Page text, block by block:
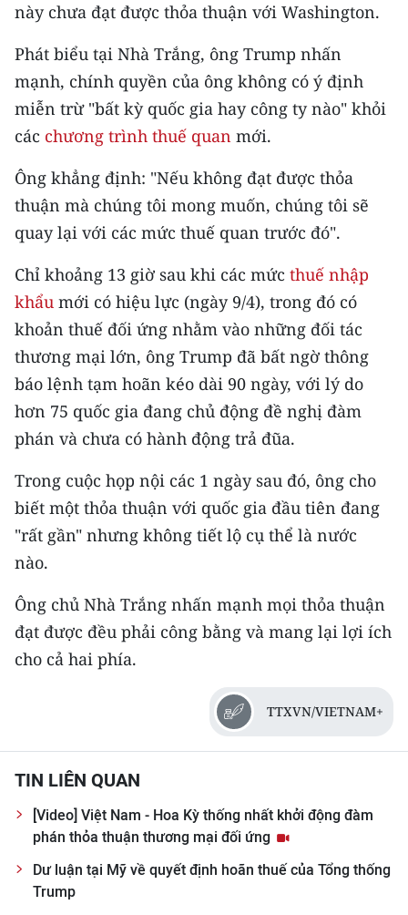
CHƯƠNG TRÌNH OCOP - MỖI XÃ
MỘT SẢN PHẨM
MEDIA CENTER
E-Magazine
Video
Media Chính trị
Media Kinh tế
Media Văn hóa
Media Xã hội
Media Pháp luật
Media Du lịch
Media Thế giới
Media Thể thao
Media Giáo dục
Media Khoa học - Công nghệ
Infographic
TIN MỚI
này chưa đạt được thỏa thuận với Washington.
Phát biểu tại Nhà Trắng, ông Trump nhấn
mạnh, chính quyền của ông không có ý định
miễn trừ "bất kỳ quốc gia hay công ty nào" khỏi
các chương trình thuế quan mới.
Ông khẳng định: "Nếu không đạt được thỏa
thuận mà chúng tôi mong muốn, chúng tôi sẽ
quay lại với các mức thuế quan trước đó".
Chỉ khoảng 13 giờ sau khi các mức thuế nhập
khẩu mới có hiệu lực (ngày 9/4), trong đó có
khoản thuế đối ứng nhằm vào những đối tác
thương mại lớn, ông Trump đã bất ngờ thông
báo lệnh tạm hoãn kéo dài 90 ngày, với lý do
hơn 75 quốc gia đang chủ động đề nghị đàm
phán và chưa có hành động trả đũa.
Trong cuộc họp nội các 1 ngày sau đó, ông cho
biết một thỏa thuận với quốc gia đầu tiên đang
"rất gần" nhưng không tiết lộ cụ thể là nước
nào.
Ông chủ Nhà Trắng nhấn mạnh mọi thỏa thuận
đạt được đều phải công bằng và mang lại lợi ích
cho cả hai phía.
TTXVN/VIETNAM+
TIN LIÊN QUAN
[Video] Việt Nam - Hoa Kỳ thống nhất khởi động đàm
phán thỏa thuận thương mại đối ứng
Dư luận tại Mỹ về quyết định hoãn thuế của Tổng thống
Trump